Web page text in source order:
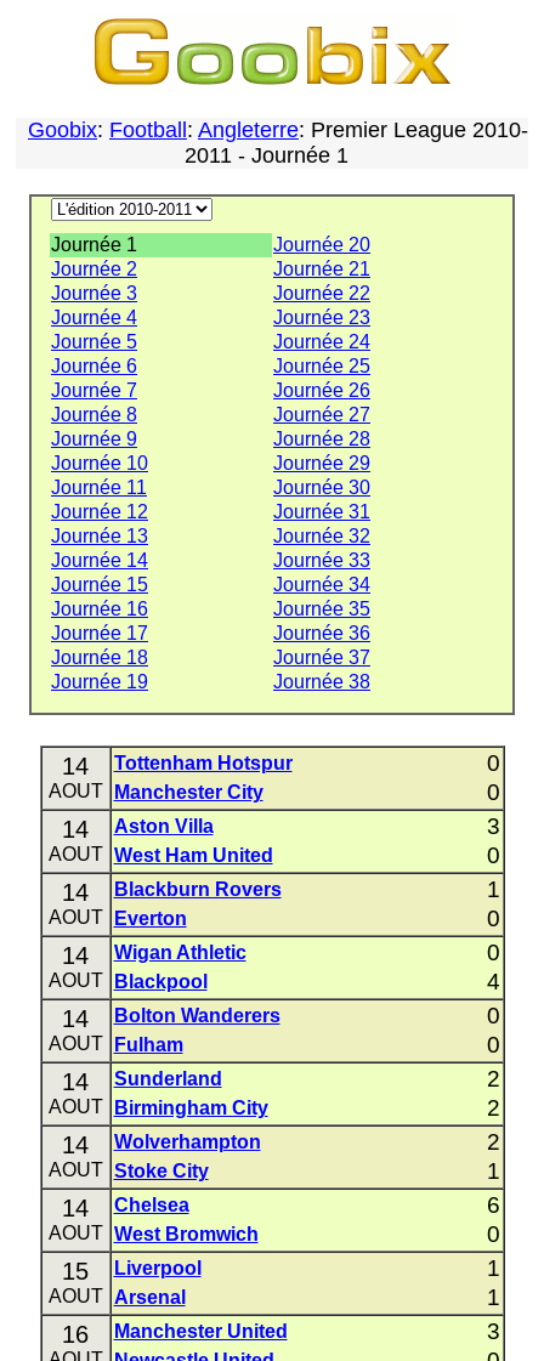
Goobix: Football : Angleterre: Premier League 2010-
2011 - Journée 1
Journée 1
Journée 20
Journée 2
Journée 21
Journée 3
Journée 22
Journée 4
Journée 23
Journée 5
Journée 24
Journée 6
Journée 25
Journée 7
Journée 26
Journée 8
Journée 27
Journée 9
Journée 28
Journée 10
Journée 29
Journée 11
Journée 30
Journée 12
Journée 31
Journée 13
Journée 32
Journée 14
Journée 33
Journée 15
Journée 34
Journée 16
Journée 35
Journée 17
Journée 36
Journée 18
Journée 37
Journée 19
Journée 38
14
AOUT
Tottenham Hotspur 0
Manchester City 0
14
AOUT
Aston Villa 3
West Ham United 0
14
AOUT
Blackburn Rovers 1
Everton 0
14
AOUT
Wigan Athletic 0
Blackpool 4
14
AOUT
Bolton Wanderers 0
Fulham 0
14
AOUT
Sunderland 2
Birmingham City 2
14
AOUT
Wolverhampton 2
Stoke City 1
14
AOUT
Chelsea 6
West Bromwich 0
15
AOUT
Liverpool 1
Arsenal 1
16 Manchester United 3